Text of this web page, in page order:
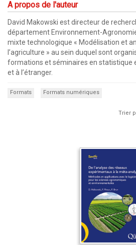
A propos de l'auteur
David Makowski est directeur de
département Environnement-
mixte technologique « Modélisation et
l’agriculture » au sein duquel sont
formations et séminaires en statistique
et à l’étranger.
Formats Formats numériques
Trier